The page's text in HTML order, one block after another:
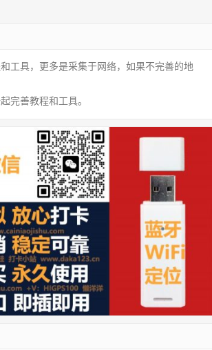
工具，更多是采集于网络，如果不完善的地
完善教程和工具。